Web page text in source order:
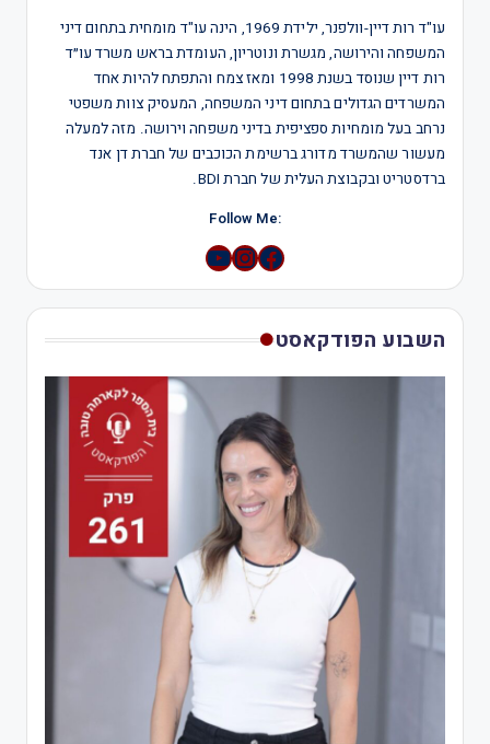
עו"ד רות דיין-וולפנר, ילידת 1969, הינה עו"ד מומחית בתחום דיני
המשפחה והירושה, מגשרת ונוטריון, העומדת בראש משרד עו״ד
רות דיין שנוסד בשנת 1998 ומאז צמח והתפתח להיות אחד
המשרדים הגדולים בתחום דיני המשפחה, המעסיק צוות משפטי
נרחב בעל מומחיות ספציפית בדיני משפחה וירושה. מזה למעלה
מעשור שהמשרד מדורג ברשימת הכוכבים של חברת דן אנד
ברדסטריט ובקבוצת העלית של חברת BDI.
:Follow Me
Instagram
YouTube
השבוע הפודקאסט